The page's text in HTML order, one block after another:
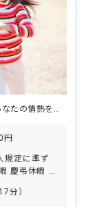
未来を担う子どもたちの笑顔を育む。あなたの情熱をここで活かしませんか
円
規定に準ず
慶弔休暇 ※
分）